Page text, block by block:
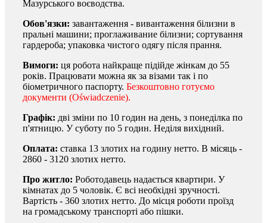
Мазурського воєводства.
Обов'язки: завантаження - вивантаження білизни в
пральні машини; проглаживание білизни; сортування
гардероба; упаковка чистого одягу після прання.
Вимоги: ця робота найкраще підійде жінкам до 55
років. Працювати можна як за візами так і по
біометричного паспорту. Безкоштовно готуємо
документи (Oświadczenie).
Графік: дві зміни по 10 годин на день, з понеділка по
п'ятницю. У суботу по 5 годин. Неділя вихідний.
Оплата: ставка 13 злотих на годину нетто. В місяць -
2860 - 3120 злотих нетто.
Про житло: Роботодавець надається квартири. У
кімнатах до 5 чоловік. Є всі необхідні зручності.
Вартість - 360 злотих нетто. До місця роботи проїзд
на громадському транспорті або пішки.